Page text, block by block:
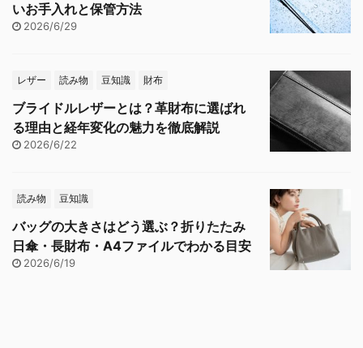
いお手入れと保管方法
2026/6/29
レザー 読み物 豆知識 財布
ブライドルレザーとは？革財布に選ばれ
る理由と経年変化の魅力を徹底解説
2026/6/22
読み物 豆知識
バッグの大きさはどう選ぶ？折りたたみ
日傘・長財布・A4ファイルでわかる目安
2026/6/19